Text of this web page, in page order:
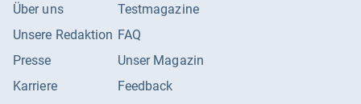
Über uns
Unsere Redaktion
Presse
Karriere
Testmagazine
FAQ
Unser Magazin
Feedback